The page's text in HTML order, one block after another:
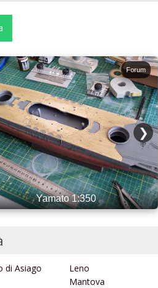
Forum
Yamato 1:350
❯
di Asiago
Leno
Mantova